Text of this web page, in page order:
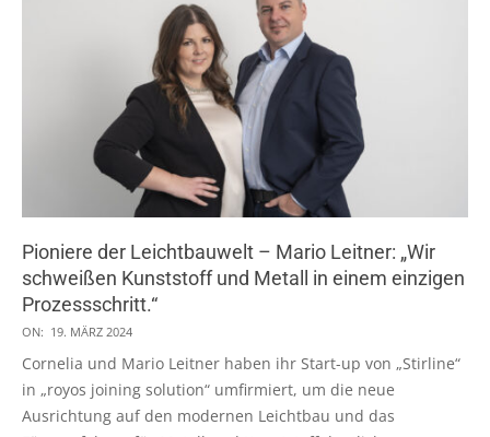
Pioniere der Leichtbauwelt – Mario Leitner: „Wir
schweißen Kunststoff und Metall in einem einzigen
Prozessschritt.“
2024-
03-
19
ON: 19. MÄRZ 2024
Cornelia und Mario Leitner haben ihr Start-up von „Stirline“
in „royos joining solution“ umfirmiert, um die neue
Ausrichtung auf den modernen Leichtbau und das